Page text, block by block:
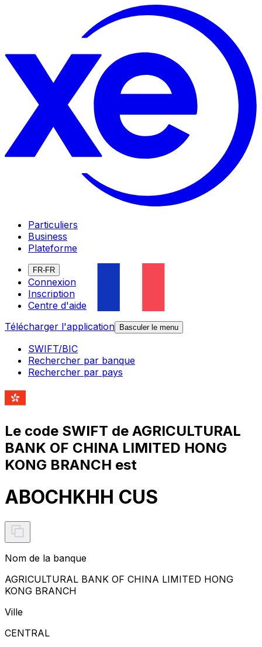
Particuliers
Business
Plateforme
FR-FR
Connexion
Inscription
Centre d'aide
Télécharger l'application
Basculer le menu
SWIFT/BIC
Rechercher par banque
Rechercher par pays
Le code SWIFT de AGRICULTURAL
BANK OF CHINA LIMITED HONG
KONG BRANCH est
ABOCHKHH CUS
Nom de la banque
AGRICULTURAL BANK OF CHINA LIMITED HONG
KONG BRANCH
Ville
CENTRAL